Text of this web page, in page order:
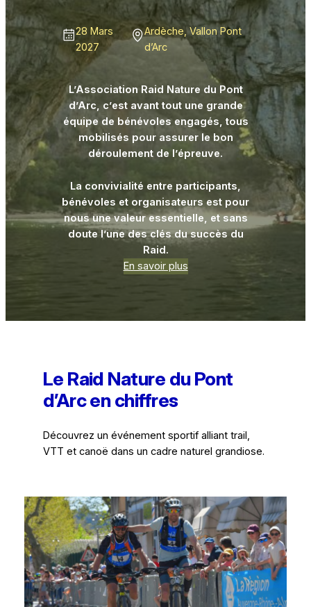
28 Mars
2027
Ardèche, Vallon Pont
d’Arc
L’Association Raid Nature du Pont
d’Arc, c’est avant tout une grande
équipe de bénévoles engagés, tous
mobilisés pour assurer le bon
déroulement de l’épreuve.
La convivialité entre participants,
bénévoles et organisateurs est pour
nous une valeur essentielle, et sans
doute l’une des clés du succès du
Raid.
En savoir plus
Le Raid Nature du Pont
d’Arc en chiffres
Découvrez un événement sportif alliant trail,
VTT et canoë dans un cadre naturel grandiose.